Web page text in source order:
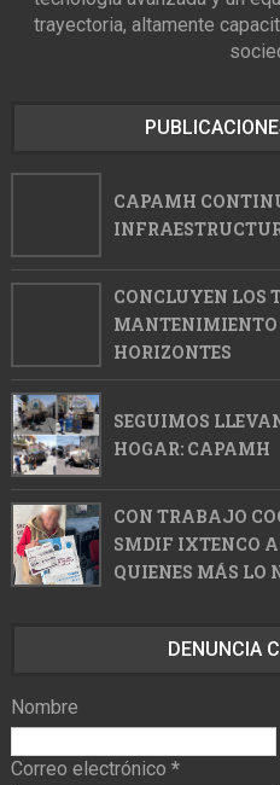
trayectoria, altamente
CAPAMH
CONCLUYEN LOS
MANTENIMIENTO
HORIZONTES
SEGUIMOS
HOGAR: CAPAMH
CON TRABAJO
SMDIF IXTENCO
QUIENES MÁS LO
DENUNCIA
Nombre
Correo electrónico *